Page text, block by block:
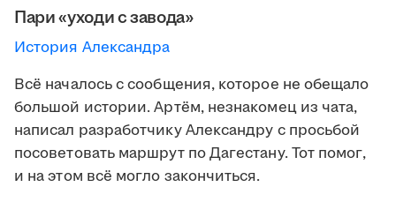
Пари «уходи с завода»
История Александра
Всё началось с сообщения, которое не обещало
большой истории. Артём, незнакомец из чата,
написал разработчику Александру с просьбой
посоветовать маршрут по Дагестану. Тот помог,
и на этом всё могло закончиться.